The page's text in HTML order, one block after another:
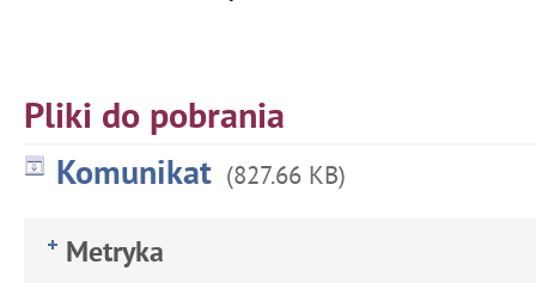
Pliki do pobrania
Komunikat (827.66 KB)
Metryka